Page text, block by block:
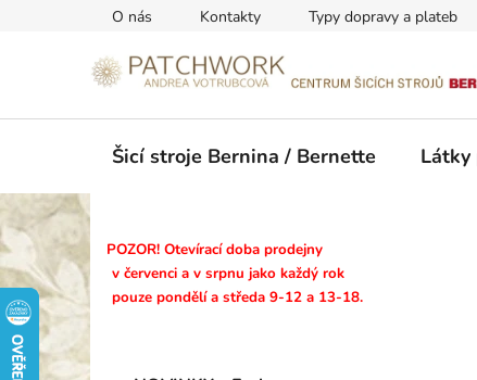
O nás Kontakty Typy dopravy a plateb
Šicí stroje Bernina / Bernette Látky
P
o
s
r
POZOR! Otevírací doba prodejny
v červenci a v srpnu jako každý rok
pouze pondělí a středa 9-12 a 13-18.
Přeskočit